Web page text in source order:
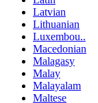
Latvian
Lithuanian
Luxembou..
Macedonian
Malagasy
Malay
Malayalam
Maltese